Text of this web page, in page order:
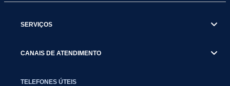
SERVIÇOS
CANAIS DE ATENDIMENTO
TELEFONES ÚTEIS